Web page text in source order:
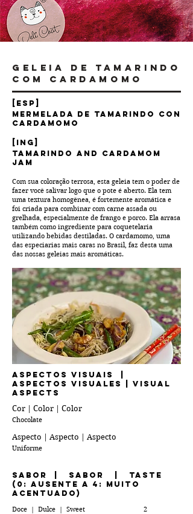
Geleia de Tamarindo
com Cardamomo
[ESP]
Mermelada de Tamarindo con
Cardamomo
[ING]
Tamarindo and Cardamom
Jam
Com sua coloração terrosa, esta geleia tem o poder de
fazer você salivar logo que o pote é aberto. Ela tem
uma textura homogênea, é fortemente aromática e
foi criada para combinar com carne assada ou
grelhada, especialmente de frango e porco. Ela arrasa
também como ingrediente para coquetelaria
utilizando bebidas destiladas. O cardamomo, uma
das especiarias mais caras no Brasil, faz desta uma
das nossas geleias mais aromáticas.
ASPECTOS VISUAIS |
Aspectos Visuales | Visual
Aspects
Cor | Color | Color
Chocolate
Aspecto | Aspecto | Aspecto
Uniforme
Sabor | Sabor | TastE
(0: ausente a 4: muito
acentuado)
Doce | Dulce | Sweet
2